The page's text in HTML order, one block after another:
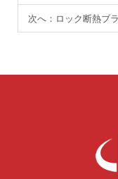
次へ： ロック断熱ブラ